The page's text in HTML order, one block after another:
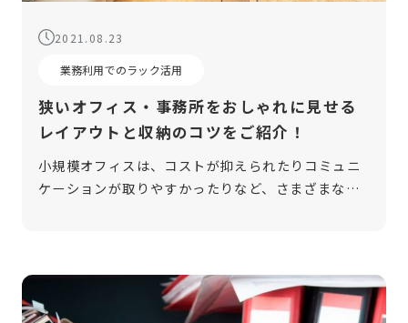
2021.08.23
業務利用でのラック活用
狭いオフィス・事務所をおしゃれに見せる
レイアウトと収納のコツをご紹介！
小規模オフィスは、コストが抑えられたりコミュニ
ケーションが取りやすかったりなど、さまざまなメ